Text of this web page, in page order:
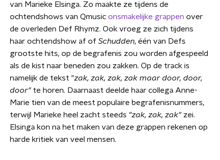
van Marieke Elsinga. Zo maakte ze tijdens de
ochtendshows van Qmusic onsmakelijke grappen over
de overleden Def Rhymz. Ook vroeg ze zich tijdens
haar ochtendshow af of Schudden, één van Defs
grootste hits, op de begrafenis zou worden afgespeeld
als de kist naar beneden zou zakken. Op de track is
namelijk de tekst "zak, zak, zak, zak maar door, door,
door"te horen. Daarnaast deelde haar collega Anne-
Marie tien van de meest populaire begrafenisnummers,
terwijl Marieke heel zacht steeds "zak, zak, zak"zei.
Elsinga kon na het maken van deze grappen rekenen op
harde kritiek van veel mensen.